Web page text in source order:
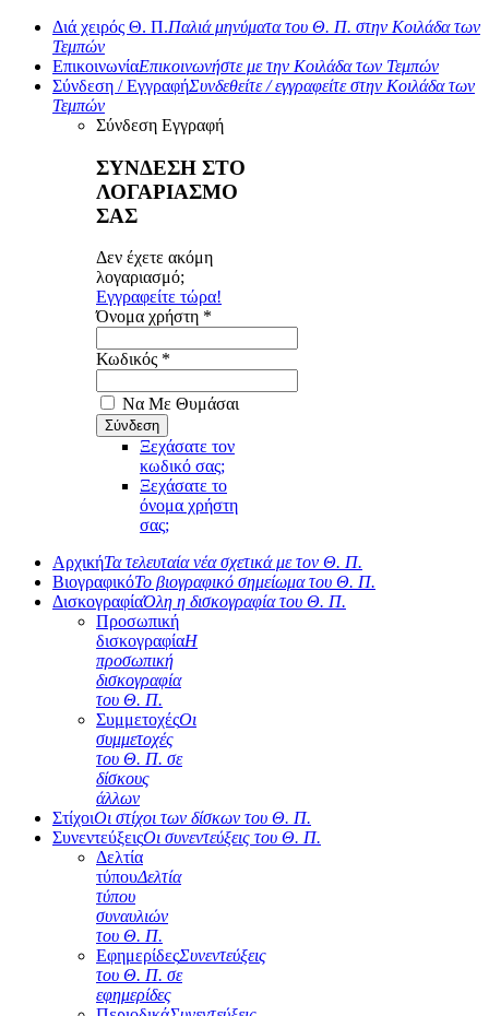
Διά χειρός Θ. Π.Παλιά μηνύματα του Θ. Π. στην Κοιλάδα των
Τεμπών
ΕπικοινωνίαΕπικοινωνήστε με την Κοιλάδα των Τεμπών
Σύνδεση / ΕγγραφήΣυνδεθείτε / εγγραφείτε στην Κοιλάδα των
Τεμπών
Σύνδεση Εγγραφή
ΣΥΝΔΕΣΗ ΣΤΟ
ΛΟΓΑΡΙΑΣΜΟ
ΣΑΣ
Δεν έχετε ακόμη
λογαριασμό;
Εγγραφείτε τώρα!
Όνομα χρήστη *
Κωδικός *
Να Με Θυμάσαι
Ξεχάσατε τον
κωδικό σας;
Ξεχάσατε το
όνομα χρήστη
σας;
ΑρχικήΤα τελευταία νέα σχετικά με τον Θ. Π.
ΒιογραφικόΤο βιογραφικό σημείωμα του Θ. Π.
ΔισκογραφίαΌλη η δισκογραφία του Θ. Π.
Προσωπική
δισκογραφίαΗ
προσωπική
δισκογραφία
του Θ. Π.
ΣυμμετοχέςΟι
συμμετοχές
του Θ. Π. σε
δίσκους
άλλων
ΣτίχοιΟι στίχοι των δίσκων του Θ. Π.
ΣυνεντεύξειςΟι συνεντεύξεις του Θ. Π.
Δελτία
τύπουΔελτία
τύπου
συναυλιών
του Θ. Π.
ΕφημερίδεςΣυνεντεύξεις
του Θ. Π. σε
εφημερίδες